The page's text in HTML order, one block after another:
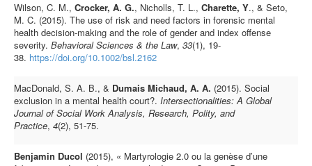
Wilson, C. M., Crocker, A. G., Nicholls, T. L., Charette, Y., & Seto,
M. C. (2015). The use of risk and need factors in forensic mental
health decision‐making and the role of gender and index offense
severity. Behavioral Sciences & the Law, 33(1), 19-
38. https://doi.org/10.1002/bsl.2162
MacDonald, S. A. B., & Dumais Michaud, A. A. (2015). Social
exclusion in a mental health court?. Intersectionalities: A Global
Journal of Social Work Analysis, Research, Polity, and
Practice, 4(2), 51-75.
Benjamin Ducol (2015), « Martyrologie 2.0 ou la genèse d’une